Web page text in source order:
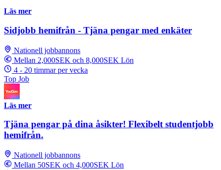
Läs mer
Sidjobb hemifrån - Tjäna pengar med enkäter
Nationell jobbannons
Mellan 2,000SEK och 8,000SEK Lön
4 - 20 timmar per vecka
Top Job
Läs mer
Tjäna pengar på dina åsikter! Flexibelt studentjobb
hemifrån.
Nationell jobbannons
Mellan 50SEK och 4,000SEK Lön